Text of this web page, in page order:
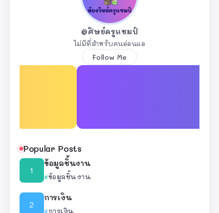
@ศิษย์ครูแชมป์
ไม่มีที่สำหรับคนอ่อนแอ
Follow Me
Popular Posts
ข้อมูลชิ้นงาน
ข้อมูลชิ้นงาน
การเงิน
การเงิน